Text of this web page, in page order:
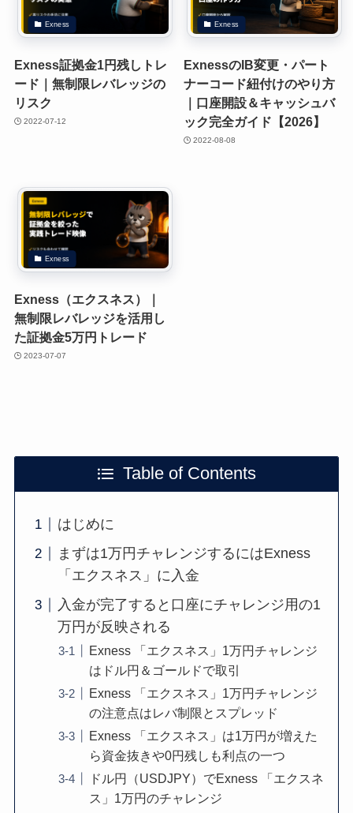
Exness
Exness証拠金1円残しトレ
ード｜無制限レバレッジの
リスク
2022-07-12
Exness
ExnessのIB変更・パート
ナーコード紐付けのやり方
｜口座開設＆キャッシュバ
ック完全ガイド【2026】
2022-08-08
Exness
Exness（エクスネス）｜
無制限レバレッジを活用し
た証拠金5万円トレード
2023-07-07
Table of Contents
はじめに
まずは1万円チャレンジするにはExness
「エクスネス」に入金
入金が完了すると口座にチャレンジ用の1
万円が反映される
Exness 「エクスネス」1万円チャレンジ
はドル円＆ゴールドで取引
Exness 「エクスネス」1万円チャレンジ
の注意点はレバ制限とスプレッド
Exness 「エクスネス」は1万円が増えた
ら資金抜きや0円残しも利点の一つ
ドル円（USDJPY）でExness 「エクスネ
ス」1万円のチャレンジ